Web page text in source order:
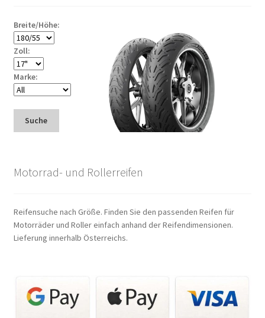
Breite/Höhe:
Zoll:
Marke:
Suche
Motorrad- und Rollerreifen
Reifensuche nach Größe. Finden Sie den passenden Reifen für
Motorräder und Roller einfach anhand der Reifendimensionen.
Lieferung innerhalb Österreichs.